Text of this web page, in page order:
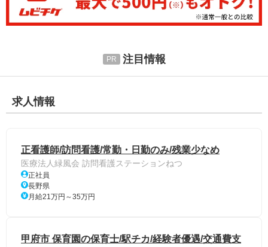
注目情報
求人情報
正看護師/訪問看護/常勤・日勤のみ/残業少なめ
医療法人緑風会 訪問看護ステーションねつ
正社員
長野県
月給21万円～35万円
甲府市 保育園の保育士/駅チカ/経験者優遇/交通費支